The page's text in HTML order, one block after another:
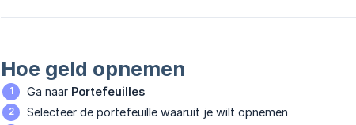
Hoe geld opnemen
Ga naar Portefeuilles
Selecteer de portefeuille waaruit je wilt opnemen